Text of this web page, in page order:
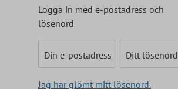
Logga in med e-postadress och
lösenord
Din e-postadress Ditt lösenord
Jag har glömt mitt lösenord.